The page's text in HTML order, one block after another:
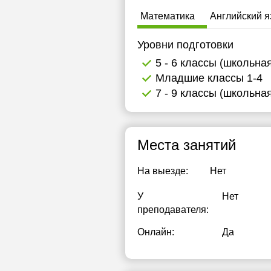
Математика Английский
Уровни подготовки
5 - 6 классы
Младшие классы 1-4
7 - 9 классы
Места занятий
На выезде: Нет
У
преподавателя:
Нет
Онлайн: Да
19:00
20:00